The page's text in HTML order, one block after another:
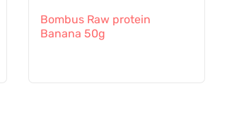
Bombus Raw protein
Banana 50g